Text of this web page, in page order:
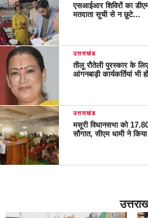
एसआईआर शिविरों का
मतदाता सूची से न छूटे…
उत्तराखंड
तीलू रौतेली पुरस्कार के
आंगनबाड़ी कार्यकर्तियां भी
उत्तराखंड
मसूरी विधानसभा को
सौगात, सीएम धामी ने किया